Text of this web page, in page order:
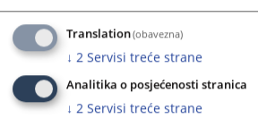
keyboard
shortcuts
for
changing
dates.
shortcuts
for
changing
dates.
Translation(obavezna)
↓ 2 Servisi treće strane
Analitika o posjećenosti stranica
↓ 2 Servisi treće strane